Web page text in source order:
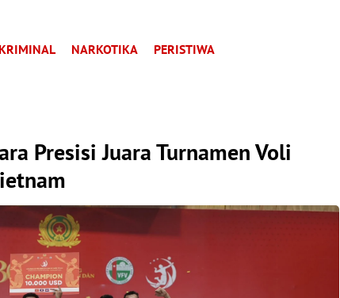
KRIMINAL NARKOTIKA PERISTIWA
Presisi Juara Turnamen Voli